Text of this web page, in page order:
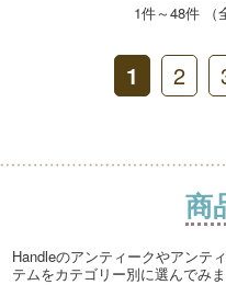
1件～48件 （
1 2
商
Handleのアンティークやアンテ
テムをカテゴリー別に選んでみま